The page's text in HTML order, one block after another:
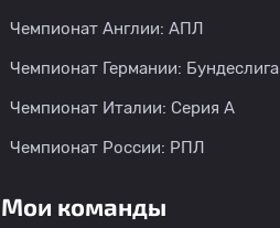
Чемпионат Англии: АПЛ
Чемпионат Германии: Бундеслига
Чемпионат Италии: Серия А
Чемпионат России: РПЛ
Мои команды